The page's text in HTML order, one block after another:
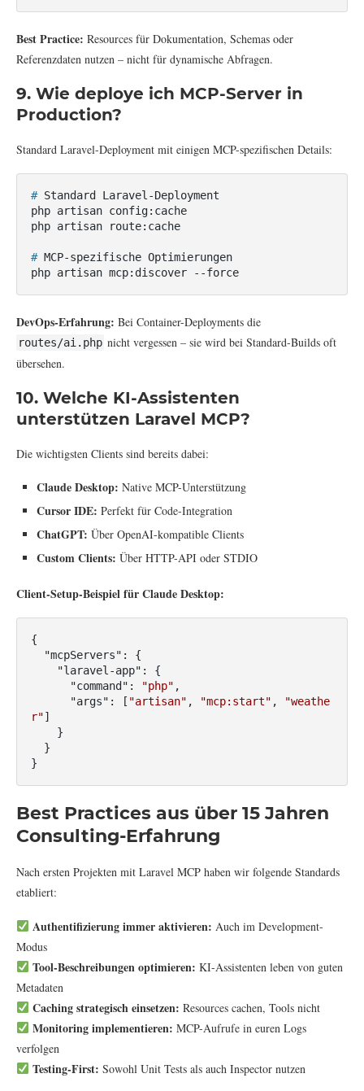
Best Practice: Resources für Dokumentation, Schemas oder
Referenzdaten nutzen – nicht für dynamische Abfragen.
9. Wie deploye ich MCP-Server in
Production?
Standard Laravel-Deployment mit einigen MCP-spezifischen Details:
# Standard Laravel-Deployment
php artisan config:cache
# MCP-spezifische Optimierungen
php artisan mcp:discover --force
DevOps-Erfahrung: Bei Container-Deployments die
routes/ai.php nicht vergessen – sie wird bei Standard-Builds oft
übersehen.
10. Welche KI-Assistenten
unterstützen Laravel MCP?
Die wichtigsten Clients sind bereits dabei:
Claude Desktop: Native MCP-Unterstützung
Cursor IDE: Perfekt für Code-Integration
ChatGPT: Über OpenAI-kompatible Clients
Custom Clients: Über HTTP-API oder STDIO
Client-Setup-Beispiel für Claude Desktop:
{
"mcpServers" : {
"laravel-app" : {
"command" : "php" ,
"args" : [ "artisan" , "mcp:start" ,
"weathe
r"]
}
Best Practices aus über 15 Jahren
Consulting-Erfahrung
Nach ersten Projekten mit Laravel MCP haben wir folgende Standards
etabliert:
Authentifizierung immer aktivieren: Auch im Development-
Modus
Tool-Beschreibungen optimieren: KI-Assistenten leben von guten
Metadaten
Caching strategisch einsetzen: Resources cachen, Tools nicht
Monitoring implementieren: MCP-Aufrufe in euren Logs
verfolgen
Testing-First: Sowohl Unit Tests als auch Inspector nutzen